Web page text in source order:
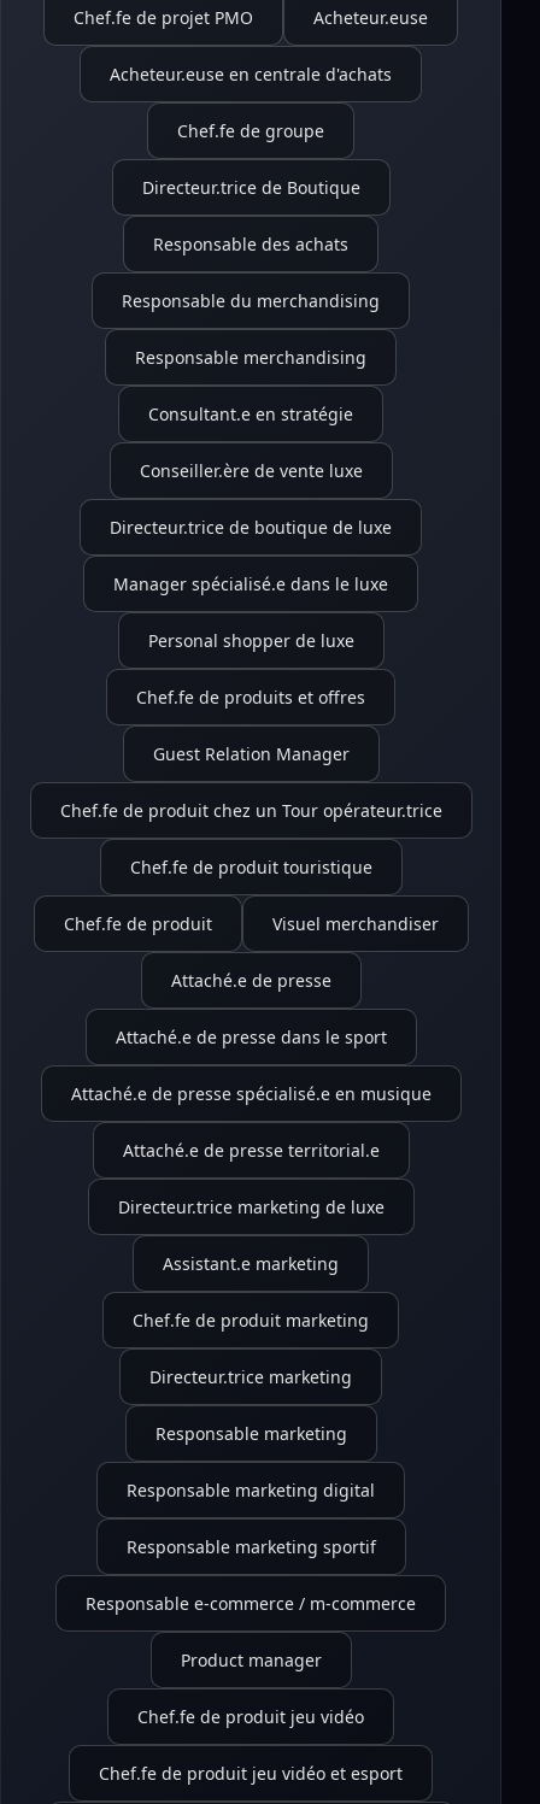
Chef.fe de projet PMO Acheteur.euse
Acheteur.euse en centrale d'achats
Chef.fe de groupe
Directeur.trice de Boutique
Responsable des achats
Responsable du merchandising
Responsable merchandising
Consultant.e en stratégie
Conseiller.ère de vente luxe
Directeur.trice de boutique de luxe
Manager spécialisé.e dans le luxe
Personal shopper de luxe
Chef.fe de produits et offres
Guest Relation Manager
Chef.fe de produit chez un Tour opérateur.trice
Chef.fe de produit touristique
Chef.fe de produit Visuel merchandiser
Attaché.e de presse
Attaché.e de presse dans le sport
Attaché.e de presse spécialisé.e en musique
Attaché.e de presse territorial.e
Directeur.trice marketing de luxe
Assistant.e marketing
Chef.fe de produit marketing
Directeur.trice marketing
Responsable marketing
Responsable marketing digital
Responsable marketing sportif
Responsable e-commerce / m-commerce
Product manager
Chef.fe de produit jeu vidéo
Chef.fe de produit jeu vidéo et esport